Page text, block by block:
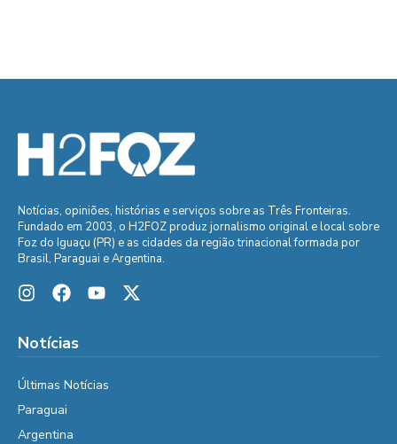
Notícias, opiniões, histórias e serviços sobre as Três Fronteiras.
Fundado em 2003, o H2FOZ produz jornalismo original e local sobre
Foz do Iguaçu (PR) e as cidades da região trinacional formada por
Brasil, Paraguai e Argentina.
Notícias
Últimas Notícias
Paraguai
Argentina